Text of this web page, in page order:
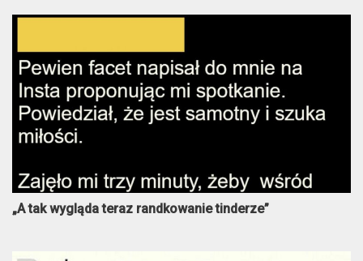
„A tak wygląda teraz randkowanie tinderze”